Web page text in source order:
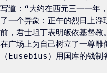
写道：“大约在西元三一一年
了一个异象：正午的烈日上
前，君士坦丁表明皈依基督教
在广场上为自己树立了一尊
（Eusebius）用国库的钱制